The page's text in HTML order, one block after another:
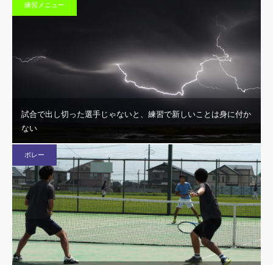
練習メニュー
試合で出し切った選手じゃないと、練習で新しいことは身に付か
ない
ボレー